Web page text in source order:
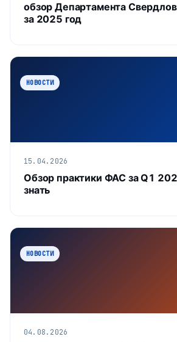
обзор Департамента
за 2025 год
НОВОСТИ
15.04.2026
Обзор практики ФАС за Q1
знать
НОВОСТИ
04.08.2026